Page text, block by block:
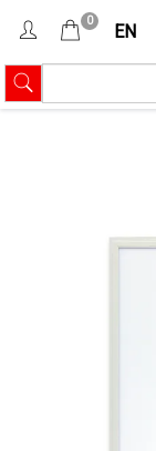
EN
0